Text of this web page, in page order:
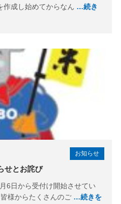
作成し始めてからなん …続き
お知らせ
せとお詫び
6日から受付け開始させてい
様からたくさんのご …続きを